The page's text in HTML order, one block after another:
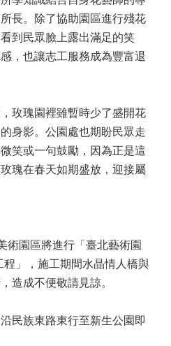
長。除了協助園區進行殘花
到民眾臉上露出滿足的笑
，也讓志工服務成為豐富退
玫瑰園裡雖暫時少了盛開花
身影。公園處也期盼民眾走
笑或一句鼓勵，因為正是這
瑰在春天如期盛放，迎接屬
術園區將進行「臺北藝術園
程」，施工期間水晶情人橋與
造成不便敬請見諒。
民族東路東行至新生公園即